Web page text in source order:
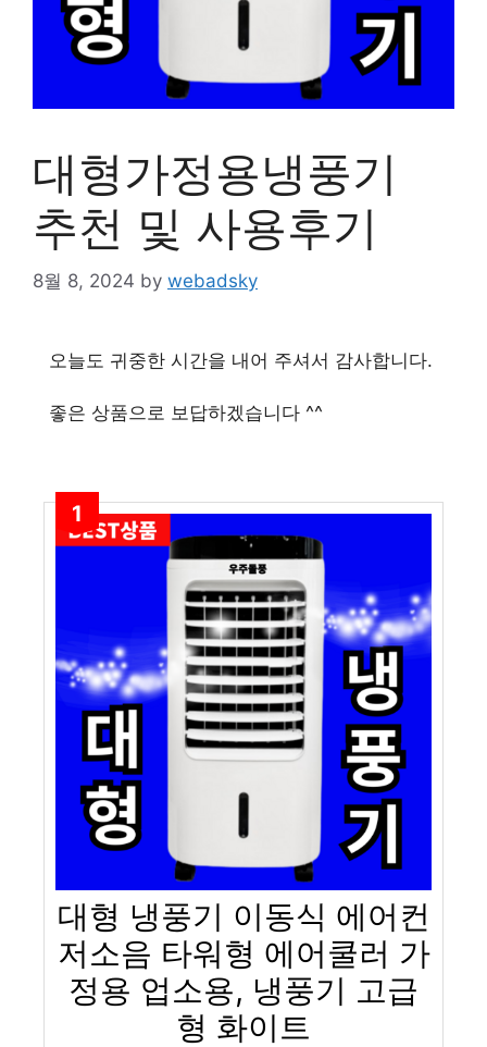
대형가정용냉풍기
추천 및 사용후기
8월 8, 2024 by webadsky
오늘도 귀중한 시간을 내어 주셔서 감사합니다.
좋은 상품으로 보답하겠습니다 ^^
1
대형 냉풍기 이동식 에어컨
저소음 타워형 에어쿨러 가
정용 업소용, 냉풍기 고급
형 화이트